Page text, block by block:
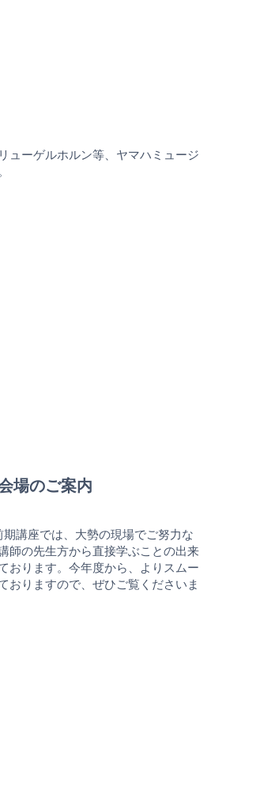
ューゲルホルン等、ヤマハミュージ
場のご案内
講座では、大勢の現場でご努力な
師の先生方から直接学ぶことの出来
おります。今年度から、よりスムー
おりますので、ぜひご覧くださいま